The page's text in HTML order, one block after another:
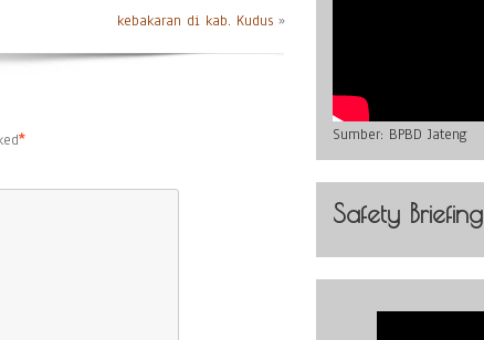
kebakaran di kab. Kudus »
*
Sumber: BPBD Jateng
Safety Briefing